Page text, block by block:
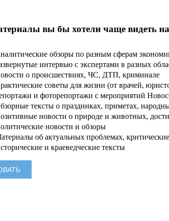
вы бы хотели чаще видеть
обзоры по разным сферам
интервью с экспертами в разных
о происшествиях, ЧС, ДТП, криминале
советы для жизни (от врачей,
и фоторепортажи с мероприятий
тексты о праздниках, приметах,
новости о природе и животных,
новости и обзоры
об актуальных проблемах,
и краеведческие тексты